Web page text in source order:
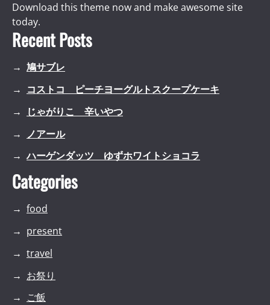
Download this theme now and make awesome site
today.
Recent Posts
鳩サブレ
コストコ ピーチヨーグルトスクープケーキ
じゃがりこ 辛いやつ
ノアール
ハーゲンダッツ ゆずホワイトショコラ
Categories
food
present
travel
お祭り
ご飯